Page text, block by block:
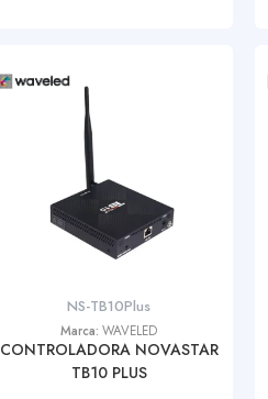
NS-TB10Plus
Marca:WAVELED
CONTROLADORA NOVASTAR
TB10 PLUS